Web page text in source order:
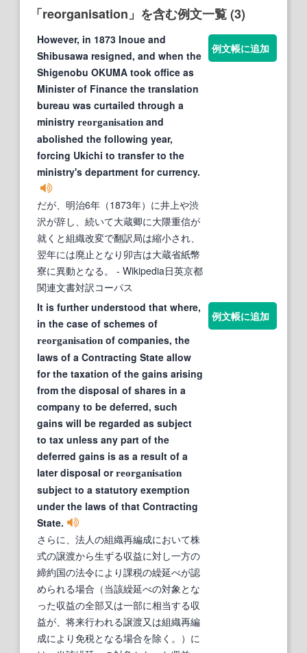
「reorganisation」を含む例文一覧 (3)
However, in 1873 Inoue and
Shibusawa resigned, and when the
Shigenobu OKUMA took office as
Minister of Finance the translation
bureau was curtailed through a
ministry reorganisation and
abolished the following year,
forcing Ukichi to transfer to the
ministry's department for currency.
だが、明治6年（1873年）に井上や渋
沢が辞し、続いて大蔵卿に大隈重信が
就くと組織改変で翻訳局は縮小され、
翌年には廃止となり卯吉は大蔵省紙幣
寮に異動となる。
- Wikipedia日英京都
関連文書対訳コーパス
例文帳に追加
It is further understood that where,
in the case of schemes of
reorganisation of companies, the
laws of a Contracting State allow
for the taxation of the gains arising
from the disposal of shares in a
company to be deferred, such
gains will be regarded as subject
to tax unless any part of the
deferred gains is as a result of a
later disposal orreorganisation
subject to a statutory exemption
under the laws of that Contracting
State.
さらに、法人の組織再編成において株
式の譲渡から生ずる収益に対し一方の
締約国の法令により課税の繰延べが認
められる場合（当該繰延べの対象とな
った収益の全部又は一部に相当する収
益が、将来行われる譲渡又は組織再編
成により免税となる場合を除く。）に
例文帳に追加